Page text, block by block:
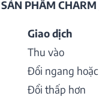
PHẨM CHARM
Giao dịch
Thu vào
Đổi ngang
Đổi thấp hơn